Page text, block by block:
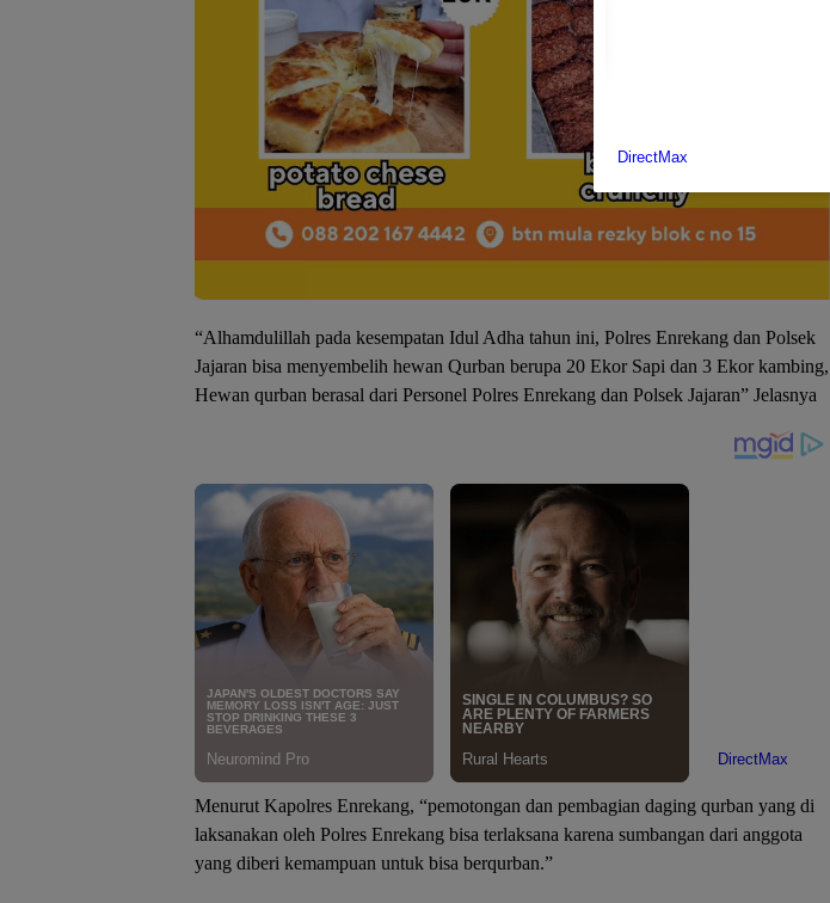
“Alhamdulillah pada kesempatan Idul Adha tahun ini, Polres Enrekang dan Polsek
Jajaran bisa menyembelih hewan Qurban berupa 20 Ekor Sapi dan 3 Ekor kambing,
Hewan qurban berasal dari Personel Polres Enrekang dan Polsek Jajaran” Jelasnya
Menurut Kapolres Enrekang, “pemotongan dan pembagian daging qurban yang di
laksanakan oleh Polres Enrekang bisa terlaksana karena sumbangan dari anggota
yang diberi kemampuan untuk bisa berqurban.”